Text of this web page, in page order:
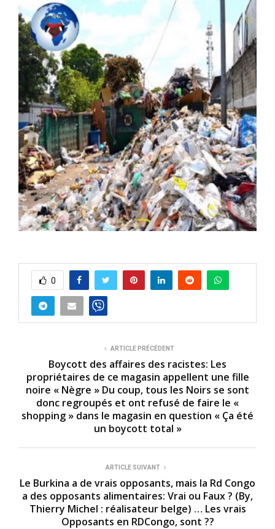
0
ARTICLE PRÉCÉDENT
Boycott des affaires des racistes: Les
propriétaires de ce magasin appellent une fille
noire « Nègre » Du coup, tous les Noirs se sont
donc regroupés et ont refusé de faire le «
shopping » dans le magasin en question « Ça été
un boycott total »
ARTICLE SUIVANT
Le Burkina a de vrais opposants, mais la Rd Congo
a des opposants alimentaires: Vrai ou Faux ? (By,
Thierry Michel : réalisateur belge) … Les vrais
Opposants en RDCongo, sont ??